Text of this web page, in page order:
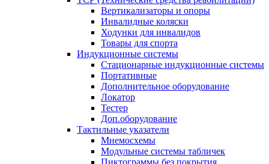
Вертикализаторы и опоры
Инвалидные коляски
Ходунки для инвалидов
Товары для спорта
Индукционные системы
Стационарные индукционные системы
Портативные
Дополнительное оборудование
Локатор
Тестер
Доп.оборудование
Тактильные указатели
Мнемосхемы
Модульные системы табличек